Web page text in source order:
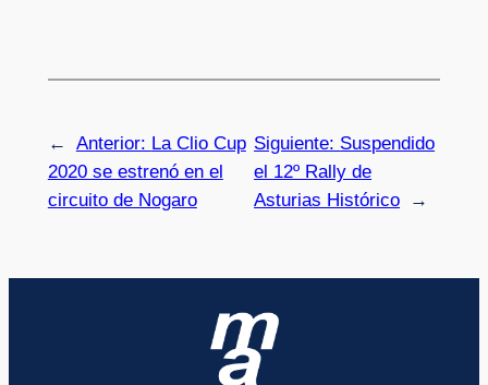
← Anterior: La Clio Cup
2020 se estrenó en el
circuito de Nogaro
Siguiente: Suspendido
el 12º Rally de
Asturias Histórico
→